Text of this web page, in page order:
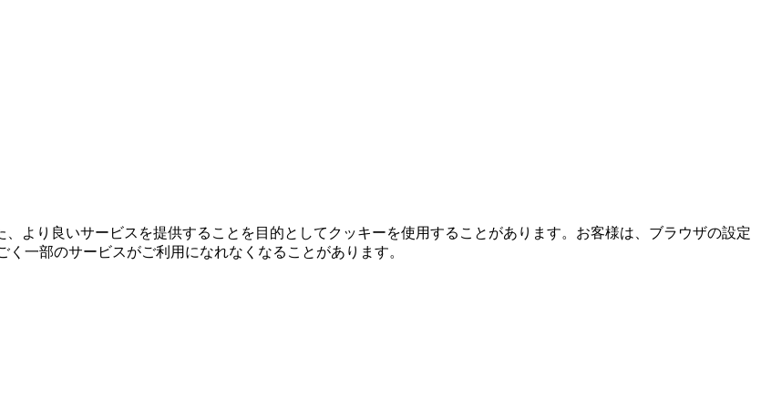
より良いサービスを提供することを目的としてクッキーを使用することがあります。お客様は、ブラウザの設定
一部のサービスがご利用になれなくなることがあります。